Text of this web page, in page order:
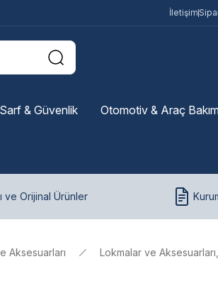
İletişim
Sarf & Güvenlik Otomotiv & Araç
ve Orijinal Ürünler
Aksesuarları Lokmalar ve